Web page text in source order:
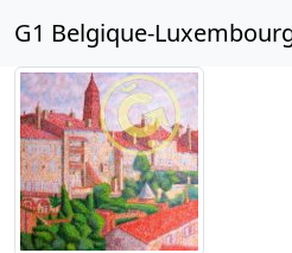
G1 Belgique-